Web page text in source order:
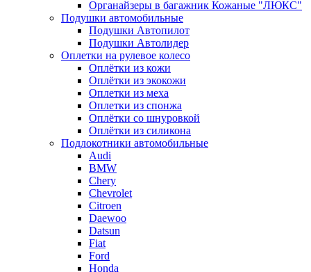
Органайзеры в багажник Кожаные "ЛЮКС"
Подушки автомобильные
Подушки Автопилот
Подушки Автолидер
Оплетки на рулевое колесо
Оплётки из кожи
Оплётки из экокожи
Оплетки из меха
Оплетки из спонжа
Оплётки со шнуровкой
Оплётки из силикона
Подлокотники автомобильные
Audi
BMW
Chery
Chevrolet
Citroen
Daewoo
Datsun
Fiat
Ford
Honda